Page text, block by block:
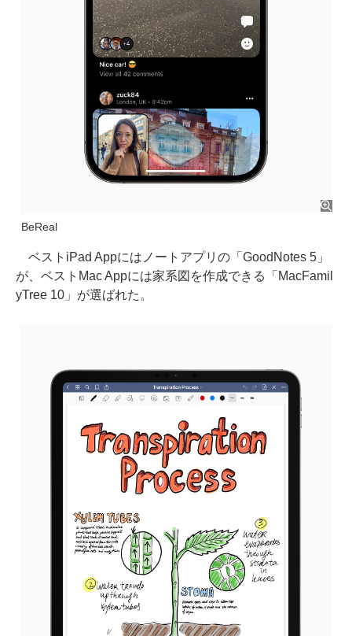
BeReal
ベストiPad Appにはノートアプリの「GoodNotes 5」
が、ベストMac Appには家系図を作成できる「MacFamil
yTree 10」が選ばれた。